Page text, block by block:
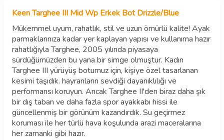
Keen Targhee III Mid Wp Erkek Bot Drizzle/Blue
Mükemmel uyum, rahatlık, stil ve uzun ömürlü kalite! Ayak
parmaklarınıza kadar yer kaplayan yapısı ve kullanıma hazır
rahatlığıyla Targhee, 2005 yılında piyasaya
sürdüğümüzden bu yana bir simge olmuştur. Kadın
Targhee III yürüyüş botumuz için, kişiye özel tasarlanan
kesimi taşıdık. hayranların sevdiği dayanıklılığı ve
performansı koruyun. Ancak Targhee II'den biraz daha şık
bir dış taban ve daha fazla spor ayakkabı hissi ile
güncellenmiş bir görünüm kazandırdık. Su geçirmez
koruması ile her türlü hava koşulunda arazi maceralarına
her zamanki gibi hazır.